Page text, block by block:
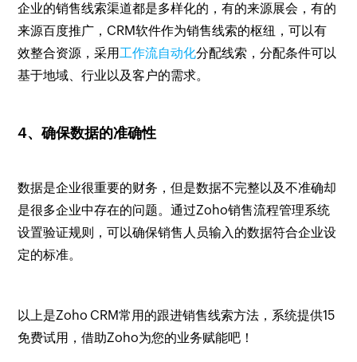
企业的销售线索渠道都是多样化的，有的来源展会，有的
来源百度推广，CRM软件作为销售线索的枢纽，可以有
效整合资源，采用工作流自动化分配线索，分配条件可以
基于地域、行业以及客户的需求。
4、确保数据的准确性
数据是企业很重要的财务，但是数据不完整以及不准确却
是很多企业中存在的问题。通过Zoho销售流程管理系统
设置验证规则，可以确保销售人员输入的数据符合企业设
定的标准。
以上是Zoho CRM常用的跟进销售线索方法，系统提供15
免费试用，借助Zoho为您的业务赋能吧！